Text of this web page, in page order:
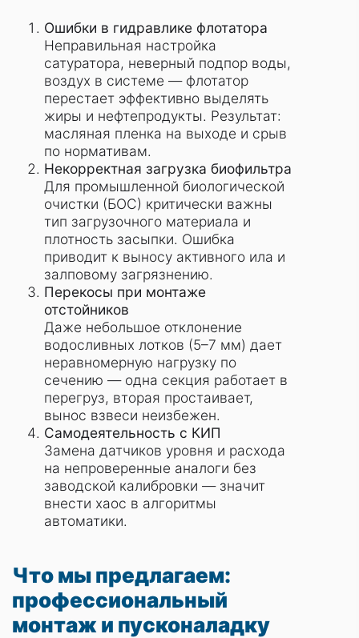
Ошибки в гидравлике флотатора
Неправильная настройка
сатуратора, неверный подпор воды,
воздух в системе — флотатор
перестает эффективно выделять
жиры и нефтепродукты. Результат:
масляная пленка на выходе и срыв
по нормативам.
Некорректная загрузка биофильтра
Для промышленной биологической
очистки (БОС) критически важны
тип загрузочного материала и
плотность засыпки. Ошибка
приводит к выносу активного ила и
залповому загрязнению.
Перекосы при монтаже
отстойников
Даже небольшое отклонение
водосливных лотков (5–7 мм) дает
неравномерную нагрузку по
сечению — одна секция работает в
перегруз, вторая простаивает,
вынос взвеси неизбежен.
Самодеятельность с КИП
Замена датчиков уровня и расхода
на непроверенные аналоги без
заводской калибровки — значит
внести хаос в алгоритмы
автоматики.
Что мы предлагаем:
профессиональный
монтаж и пусконаладку